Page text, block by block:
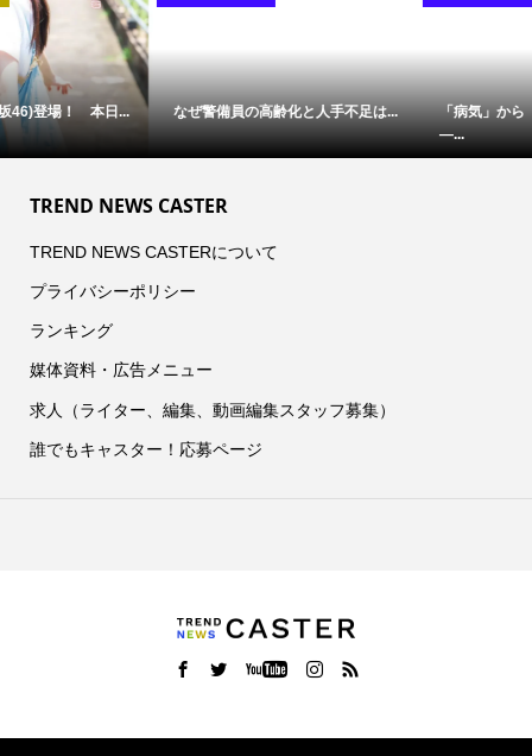
なぜ警備員の高齢化と人手不足は...
「病気」から「人」を診る医療へ
TREND NEWS CASTER
TREND NEWS CASTERについて
プライバシーポリシー
ランキング
媒体資料・広告メニュー
求人（ライター、編集、動画編集スタッフ募集）
誰でもキャスター！応募ページ